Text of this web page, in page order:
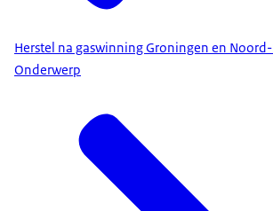
Herstel na gaswinning Groningen en
Onderwerp